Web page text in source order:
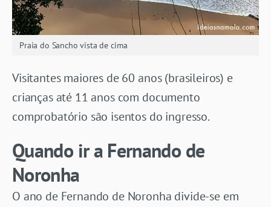
Praia do Sancho vista de cima
Visitantes maiores de 60 anos (brasileiros) e
crianças até 11 anos com documento
comprobatório são isentos do ingresso.
Quando ir a Fernando de
Noronha
O ano de Fernando de Noronha divide-se em